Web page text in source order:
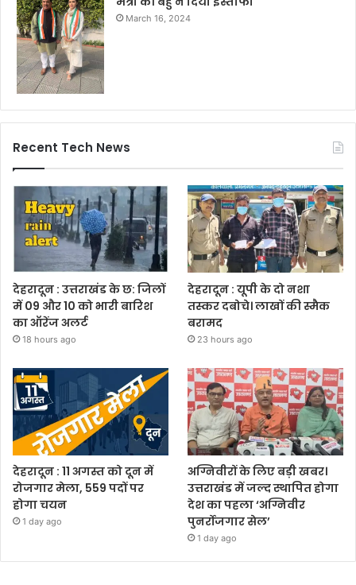
March 16, 2024
Recent Tech News
देहरादून : उत्तराखंड के छ: जिलों
में 09 और 10 को भारी बारिश
का ऑरेंज अलर्ट
18 hours ago
देहरादून : यूपी के दो नशा
तस्कर दबोचे। लाखों की स्मैक
बरामद
23 hours ago
देहरादून : 11 अगस्त को दून में
रोजगार मेला, 559 पदों पर
होगा चयन
1 day ago
अग्निवीरों के लिए बड़ी खबर।
उत्तराखंड में जल्द स्थापित होगा
देश का पहला ‘अग्निवीर
पुनर्रोजगार सेल’
1 day ago